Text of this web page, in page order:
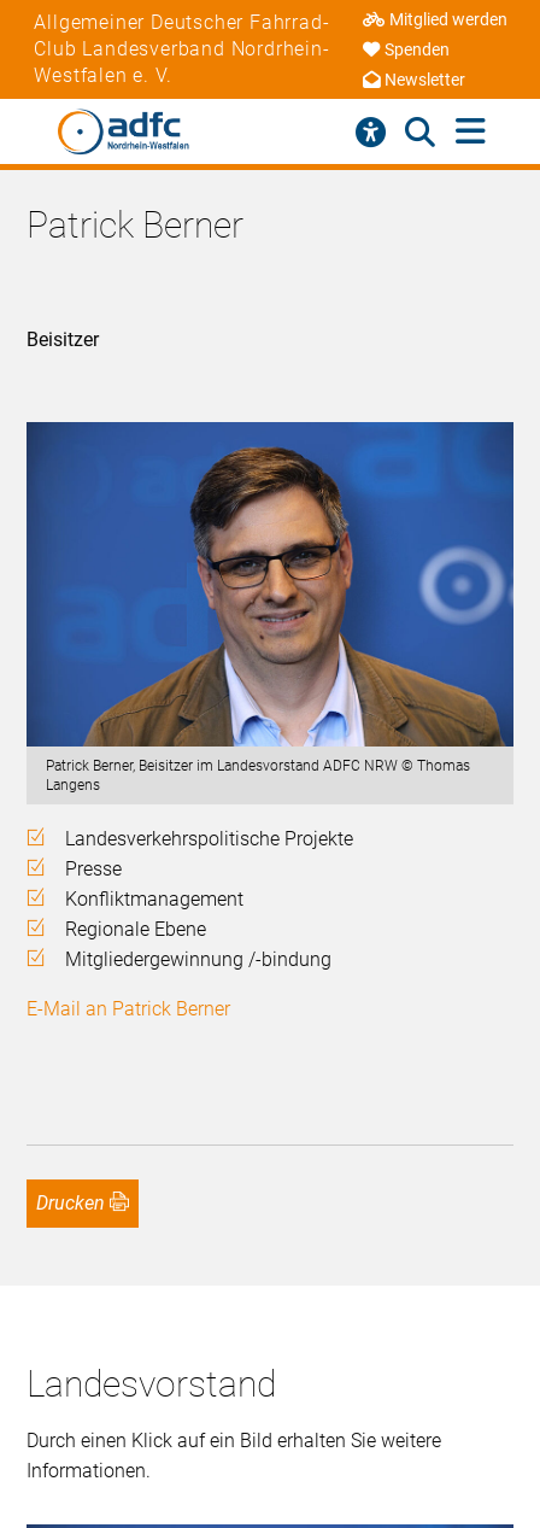
Allgemeiner Deutscher Fahrrad-
Club Landesverband Nordrhein-
Westfalen e. V.
Mitglied werden
Spenden
Newsletter
Patrick Berner
Beisitzer
Patrick Berner, Beisitzer im Landesvorstand ADFC NRW © Thomas
Langens
Landesverkehrspolitische Projekte
Presse
Konfliktmanagement
Regionale Ebene
Mitgliedergewinnung /-bindung
E-Mail an Patrick Berner
Drucken
Landesvorstand
Durch einen Klick auf ein Bild erhalten Sie weitere
Informationen.